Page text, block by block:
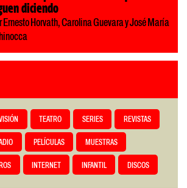
diciendo
Ernesto Horvath, Carolina Guevara y José María
TEATRO SERIES REVISTAS
PELÍCULAS MUESTRAS
INTERNET INFANTIL DISCOS